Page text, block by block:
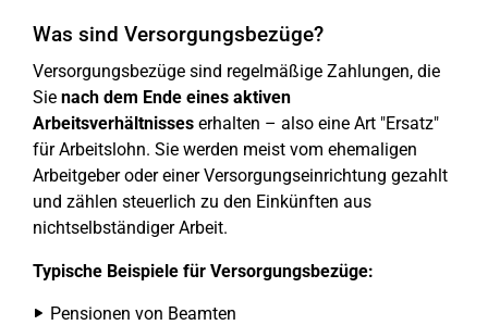
Was sind Versorgungsbezüge?
Versorgungsbezüge sind regelmäßige Zahlungen, die
Sie nach dem Ende eines aktiven
Arbeitsverhältnisses erhalten – also eine Art "Ersatz"
für Arbeitslohn. Sie werden meist vom ehemaligen
Arbeitgeber oder einer Versorgungseinrichtung gezahlt
und zählen steuerlich zu den Einkünften aus
nichtselbständiger Arbeit.
Typische Beispiele für Versorgungsbezüge:
Pensionen von Beamten